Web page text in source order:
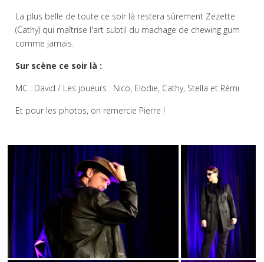
La plus belle de toute ce soir là restera sûrement Zezette
(Cathy) qui maîtrise l'art subtil du machage de chewing gum
comme jamais.
Sur scène ce soir là :
MC : David / Les joueurs : Nico, Elodie, Cathy, Stella et Rémi
Et pour les photos, on remercie Pierre !